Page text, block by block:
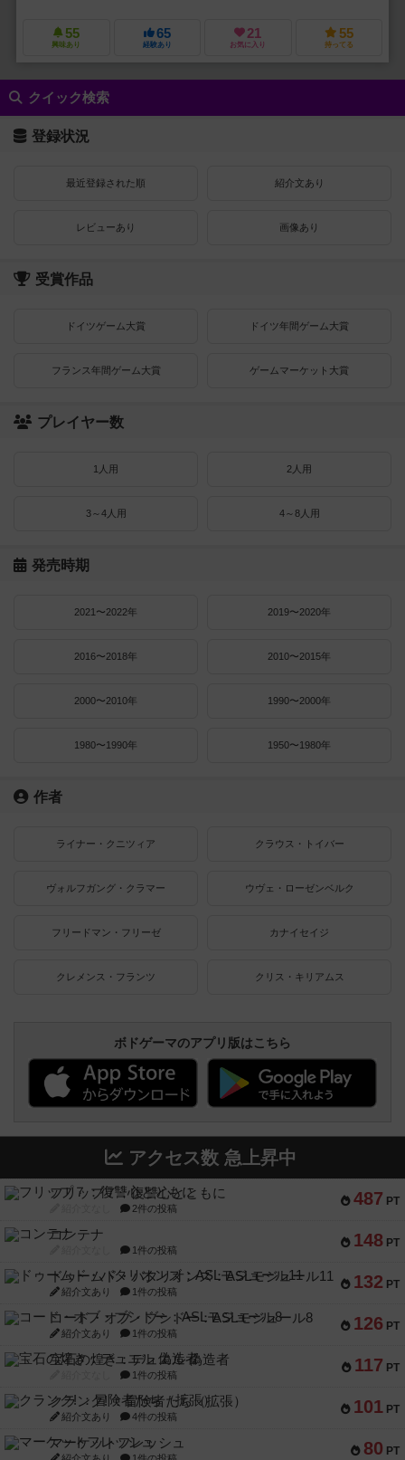
55
興味あり
65
経験あり
21
お気に入り
55
持ってる
クイック検索
登録状況
最近登録された順 紹介文あり
レビューあり 画像あり
受賞作品
ドイツゲーム大賞 ドイツ年間ゲーム大賞
フランス年間ゲーム大賞 ゲームマーケット大賞
プレイヤー数
1人用 2人用
3～4人用 4～8人用
発売時期
2021〜2022年 2019〜2020年
2016〜2018年 2010〜2015年
2000〜2010年 1990〜2000年
1980〜1990年 1950〜1980年
作者
ライナー・クニツィア クラウス・トイバー
ヴォルフガング・クラマー ウヴェ・ローゼンベルク
フリードマン・フリーゼ カナイセイジ
クレメンス・フランツ クリス・キリアムス
ボドゲーマのアプリ版はこちら
アクセス数 急上昇中
487 PT
フリップ７：復讐心とともに
2件の投稿
148 PT
コンテナ
1件の投稿
132 PT
ドゥームド・バタリオンズ：ASLモジュール11
紹介文あり 1件の投稿
126 PT
コード・オブ・ブシドー：ASLモジュール8
紹介文あり 1件の投稿
117 PT
宝石の煌き：デュエル 偽造者
1件の投稿
101 PT
クランク! ：冒険者たち（拡張）
紹介文あり 4件の投稿
80 PT
マーケットフレッシュ